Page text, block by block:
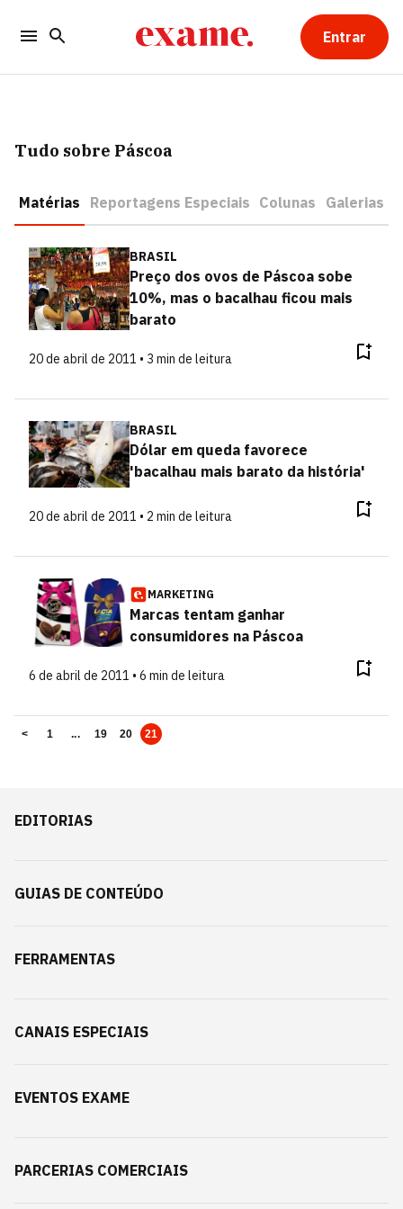
Entrar
Tudo sobre Páscoa
Matérias Reportagens Especiais Colunas Galerias
BRASIL
Preço dos ovos de Páscoa sobe
10%, mas o bacalhau ficou mais
barato
20 de abril de 2011 • 3 min de leitura
BRASIL
Dólar em queda favorece
'bacalhau mais barato da história'
20 de abril de 2011 • 2 min de leitura
MARKETING
Marcas tentam ganhar
consumidores na Páscoa
6 de abril de 2011 • 6 min de leitura
< 1 ... 19 20 21
EDITORIAS
GUIAS DE CONTEÚDO
FERRAMENTAS
CANAIS ESPECIAIS
EVENTOS EXAME
PARCERIAS COMERCIAIS